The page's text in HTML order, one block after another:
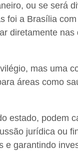
ou se será
foi a Brasília
diretamente
mas uma
áreas como
estado, podem
jurídica ou
e garantindo